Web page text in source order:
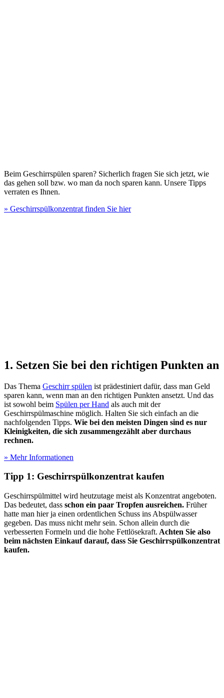
Beim Geschirrspülen sparen? Sicherlich fragen Sie sich jetzt, wie
das gehen soll bzw. wo man da noch sparen kann. Unsere Tipps
verraten es Ihnen.
» Geschirrspülkonzentrat finden Sie hier
1. Setzen Sie bei den richtigen Punkten an
Das Thema Geschirr spülen ist prädestiniert dafür, dass man Geld
sparen kann, wenn man an den richtigen Punkten ansetzt. Und das
ist sowohl beim Spülen per Hand als auch mit der
Geschirrspülmaschine möglich. Halten Sie sich einfach an die
nachfolgenden Tipps. Wie bei den meisten Dingen sind es nur
Kleinigkeiten, die sich zusammengezählt aber durchaus
rechnen.
» Mehr Informationen
Tipp 1: Geschirrspülkonzentrat kaufen
Geschirrspülmittel wird heutzutage meist als Konzentrat angeboten.
Das bedeutet, dass schon ein paar Tropfen ausreichen. Früher
hatte man hier ja einen ordentlichen Schuss ins Abspülwasser
gegeben. Das muss nicht mehr sein. Schon allein durch die
verbesserten Formeln und die hohe Fettlösekraft. Achten Sie also
beim nächsten Einkauf darauf, dass Sie Geschirrspülkonzentrat
kaufen.